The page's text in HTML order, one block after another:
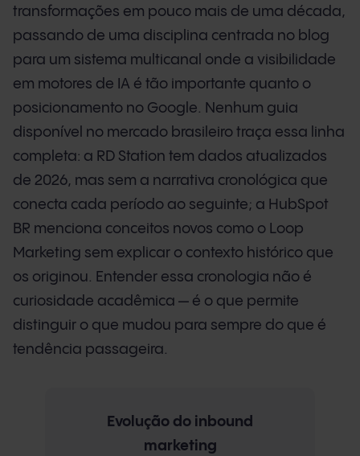
transformações em pouco mais de uma década,
passando de uma disciplina centrada no blog
para um sistema multicanal onde a visibilidade
em motores de IA é tão importante quanto o
posicionamento no Google. Nenhum guia
disponível no mercado brasileiro traça essa linha
completa: a RD Station tem dados atualizados
de 2026, mas sem a narrativa cronológica que
conecta cada período ao seguinte; a HubSpot
BR menciona conceitos novos como o Loop
Marketing sem explicar o contexto histórico que
os originou. Entender essa cronologia não é
curiosidade acadêmica — é o que permite
distinguir o que mudou para sempre do que é
tendência passageira.
Evolução do inbound
marketing